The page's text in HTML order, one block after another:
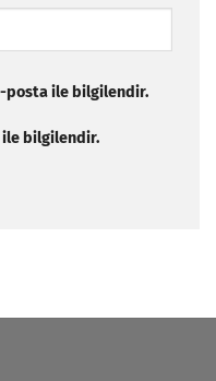
posta ile bilgilendir.
ile bilgilendir.